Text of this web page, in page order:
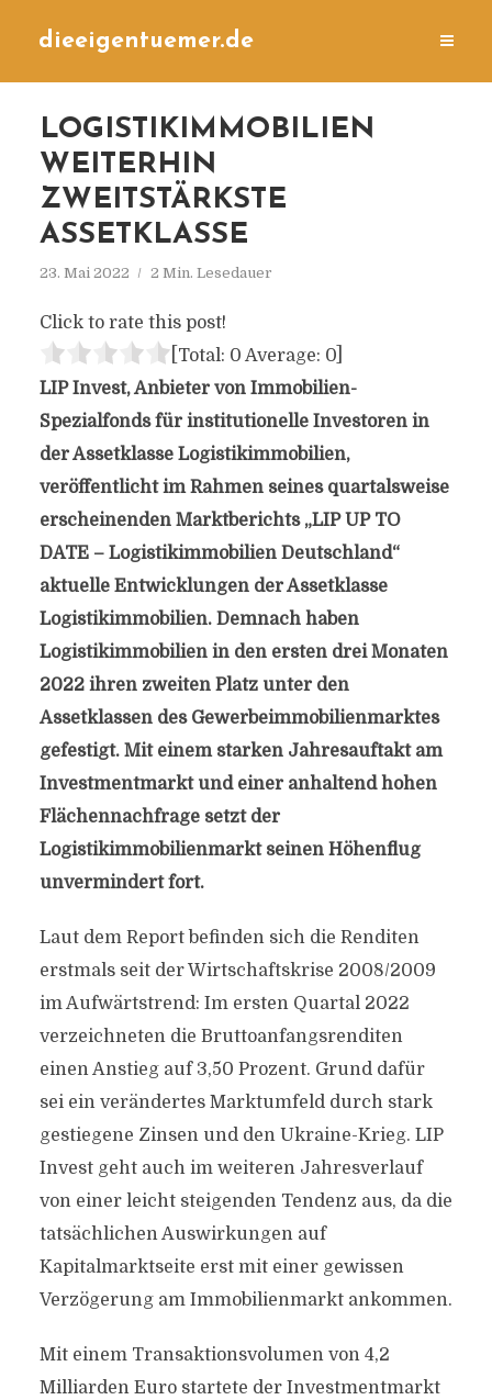
dieeigentuemer.de
LOGISTIKIMMOBILIEN
WEITERHIN
ZWEITSTÄRKSTE
ASSETKLASSE
23. Mai 2022 2 Min. Lesedauer
Click to rate this post!
[Total: 0 Average: 0]
LIP Invest, Anbieter von Immobilien-
Spezialfonds für institutionelle Investoren in
der Assetklasse Logistikimmobilien,
veröffentlicht im Rahmen seines quartalsweise
erscheinenden Marktberichts „LIP UP TO
DATE – Logistikimmobilien Deutschland“
aktuelle Entwicklungen der Assetklasse
Logistikimmobilien. Demnach haben
Logistikimmobilien in den ersten drei Monaten
2022 ihren zweiten Platz unter den
Assetklassen des Gewerbeimmobilienmarktes
gefestigt. Mit einem starken Jahresauftakt am
Investmentmarkt und einer anhaltend hohen
Flächennachfrage setzt der
Logistikimmobilienmarkt seinen Höhenflug
unvermindert fort.
Laut dem Report befinden sich die Renditen
erstmals seit der Wirtschaftskrise 2008/2009
im Aufwärtstrend: Im ersten Quartal 2022
verzeichneten die Bruttoanfangsrenditen
einen Anstieg auf 3,50 Prozent. Grund dafür
sei ein verändertes Marktumfeld durch stark
gestiegene Zinsen und den Ukraine-Krieg. LIP
Invest geht auch im weiteren Jahresverlauf
von einer leicht steigenden Tendenz aus, da die
tatsächlichen Auswirkungen auf
Kapitalmarktseite erst mit einer gewissen
Verzögerung am Immobilienmarkt ankommen.
Mit einem Transaktionsvolumen von 4,2
Milliarden Euro startete der Investmentmarkt